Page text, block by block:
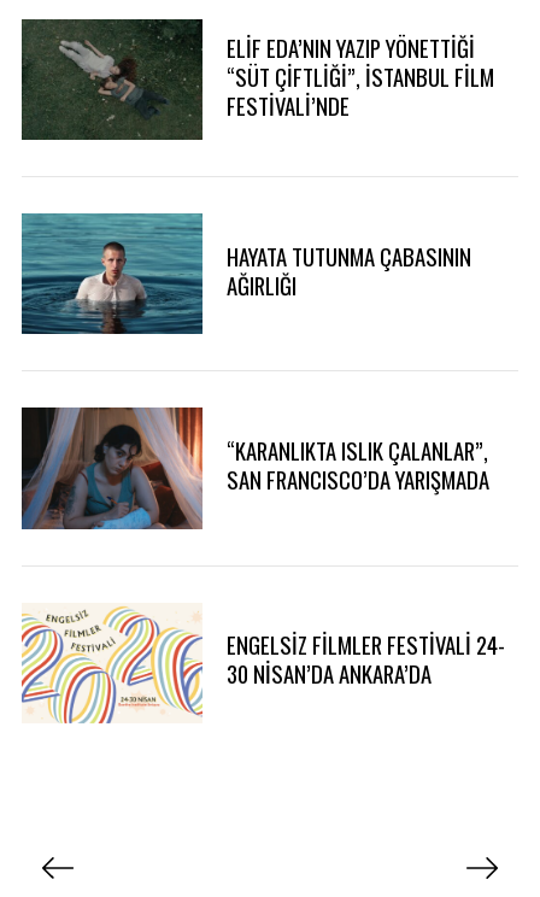
ELİF EDA’NIN YAZIP YÖNETTİĞİ
“SÜT ÇİFTLİĞİ”, İSTANBUL FİLM
FESTİVALİ’NDE
HAYATA TUTUNMA ÇABASININ
AĞIRLIĞI
“KARANLIKTA ISLIK ÇALANLAR”,
SAN FRANCISCO’DA YARIŞMADA
ENGELSİZ FİLMLER FESTİVALİ 24-
30 NİSAN’DA ANKARA’DA